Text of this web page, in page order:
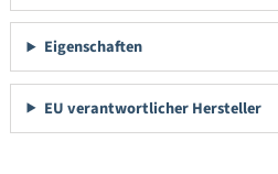
Eigenschaften
EU verantwortlicher Hersteller